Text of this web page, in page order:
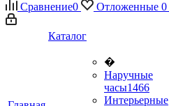
Сравнение0 Отложенные 0
Каталог
�
Наручные
часы1466
Интерьерные